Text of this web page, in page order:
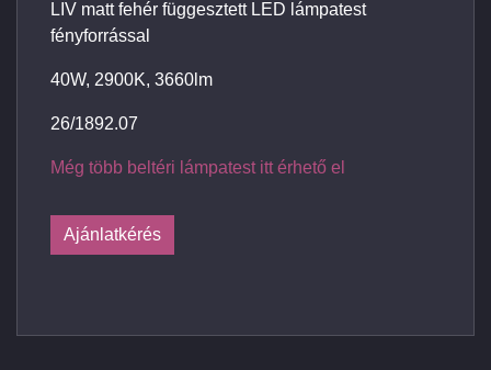
LIV matt fehér függesztett LED lámpatest
fényforrással
40W, 2900K, 3660lm
26/1892.07
Még több beltéri lámpatest itt érhető el
Ajánlatkérés